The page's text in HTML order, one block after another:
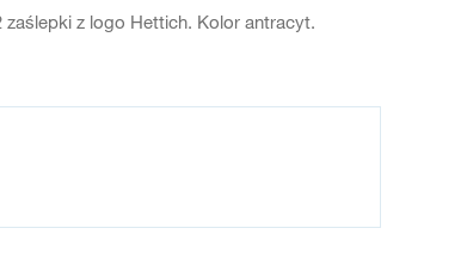
z logo Hettich. Kolor antracyt.